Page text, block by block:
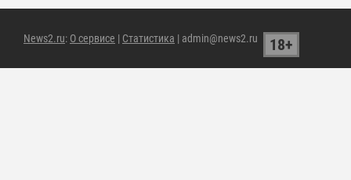
News2.ru: О сервисе | Статистика | admin@news2.ru 18+